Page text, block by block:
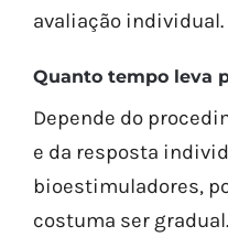
avaliação individual.
Quanto tempo leva
Depende do
e da resposta
bioestimuladores,
costuma ser gradual.